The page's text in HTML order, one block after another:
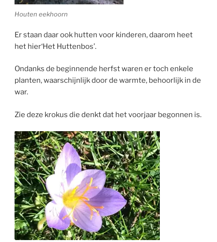
Houten eekhoorn
Er staan daar ook hutten voor kinderen, daarom heet
het hier‘Het Huttenbos’.
Ondanks de beginnende herfst waren er toch enkele
planten, waarschijnlijk door de warmte, behoorlijk in de
war.
Zie deze krokus die denkt dat het voorjaar begonnen is.